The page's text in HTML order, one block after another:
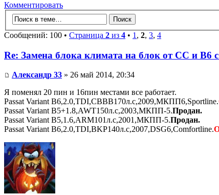
Комментировать
Сообщений: 100 • Страница 2 из 4 • 1 , 2, 3, 4
Re: Замена блока климата на блок от CC и B6 c
Александр 33 » 26 май 2014, 20:34
Я поменял 20 пин и 16пин местами все работает.
Passat Variant B6,2.0,TDI,CBBB170л.с,2009,МКПП6,Sportline.
Passat Variant B5+1.8,AWT150л.с,2003,МКПП-5.Продан.
Passat Variant B5,1.6,ARM101л.с,2001,МКПП-5.Продан.
Passat Variant B6,2.0,TDI,BKP140л.с,2007,DSG6,Comfortline.